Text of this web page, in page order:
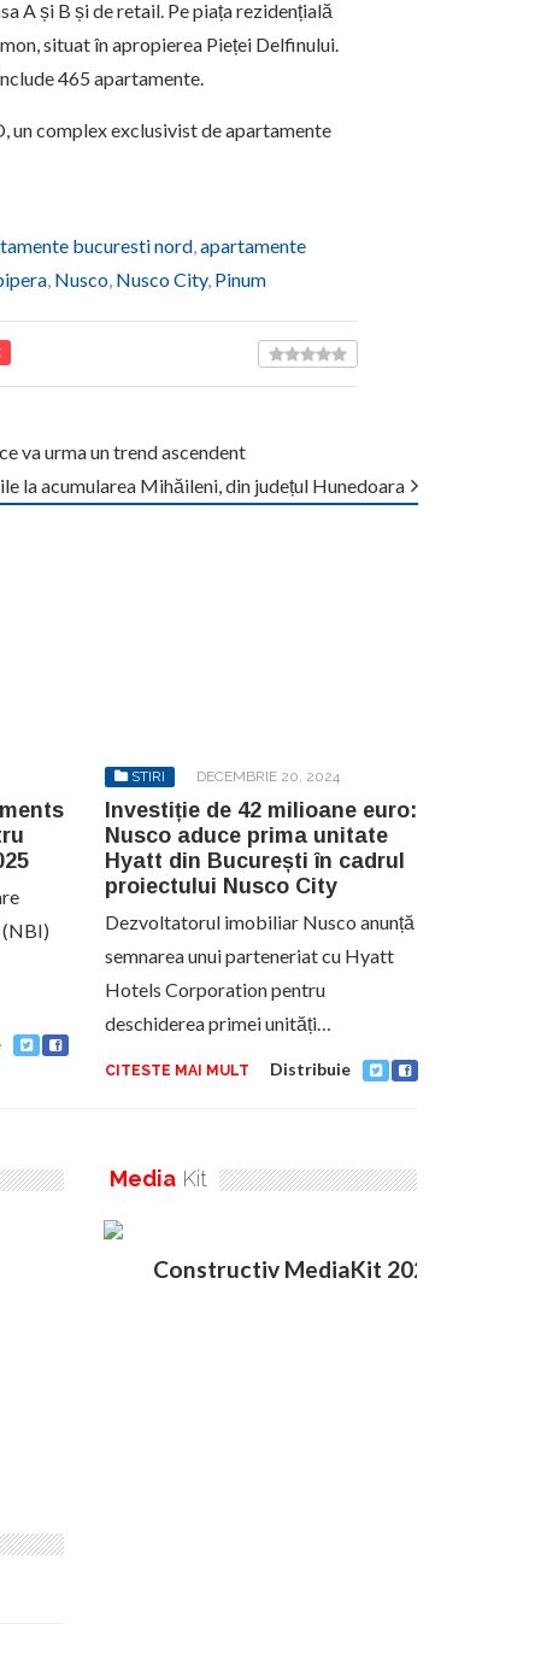
A și B și de retail. Pe piața rezidențială
situat în apropierea Pieței Delfinului.
465 apartamente.
un complex exclusivist de apartamente
bucuresti nord apartamente
Nusco Nusco City, Pinum
va urma un trend ascendent
la acumularea Mihăileni, din județul Hunedoara
STIRI DECEMBRIE 20, 2024
Investiție de 42 milioane euro:
Nusco aduce prima unitate
Hyatt din București în cadrul
proiectului Nusco City
Dezvoltatorul imobiliar Nusco anunță
semnarea unui parteneriat cu Hyatt
Hotels Corporation pentru
deschiderea primei unități…
CITESTE MAI MULT Distribuie
Media Kit
Constructiv MediaKit 2020